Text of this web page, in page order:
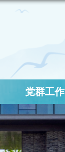
党群工作